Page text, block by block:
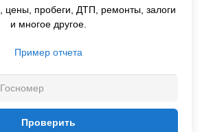
цены, пробеги, ДТП, ремонты, залоги
и многое другое.
Проверить
Пример отчета